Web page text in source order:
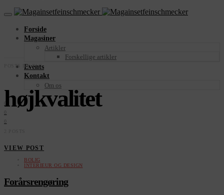
Forside
Magasiner
Artikler
Forskellige artikler
Events
Kontakt
Om os
POSTS BY TAG
højkvalitet
VIEW POST
BOLIG
INTERIEUR OG DESIGN
Forårsrengøring